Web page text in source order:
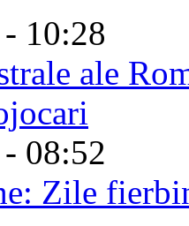
10:28
ale
08:52
Zile